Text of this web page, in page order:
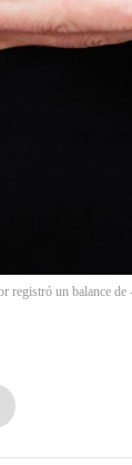
registró un balance